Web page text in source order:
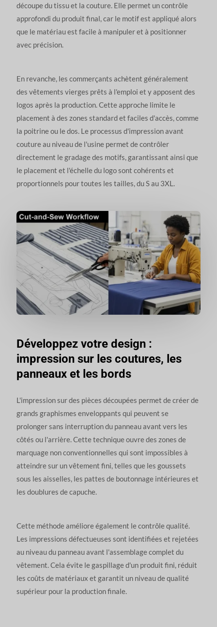
découpe du tissu et la couture. Elle permet un contrôle
approfondi du produit final, car le motif est appliqué alors
que le matériau est facile à manipuler et à positionner
avec précision.
En revanche, les commerçants achètent généralement
des vêtements vierges prêts à l'emploi et y apposent des
logos après la production. Cette approche limite le
placement à des zones standard et faciles d'accès, comme
la poitrine ou le dos. Le processus d'impression avant
couture au niveau de l'usine permet de contrôler
directement le gradage des motifs, garantissant ainsi que
le placement et l'échelle du logo sont cohérents et
proportionnels pour toutes les tailles, du S au 3XL.
Développez votre design :
impression sur les coutures, les
panneaux et les bords
L'impression sur des pièces découpées permet de créer de
grands graphismes enveloppants qui peuvent se
prolonger sans interruption du panneau avant vers les
côtés ou l'arrière. Cette technique ouvre des zones de
marquage non conventionnelles qui sont impossibles à
atteindre sur un vêtement fini, telles que les goussets
sous les aisselles, les pattes de boutonnage intérieures et
les doublures de capuche.
Cette méthode améliore également le contrôle qualité.
Les impressions défectueuses sont identifiées et rejetées
au niveau du panneau avant l'assemblage complet du
vêtement. Cela évite le gaspillage d'un produit fini, réduit
les coûts de matériaux et garantit un niveau de qualité
supérieur pour la production finale.